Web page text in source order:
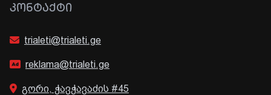
ᲙᲝᲜᲢᲐᲥᲢᲘ
trialeti@trialeti.ge
reklama@trialeti.ge
გორი, ჭავჭავაძის #45